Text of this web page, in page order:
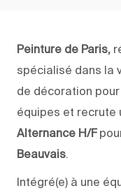
Peinture de Paris,
spécialisé dans la
de décoration
équipes et recrute
Alternance H/F
Beauvais.
Intégré(e) à une